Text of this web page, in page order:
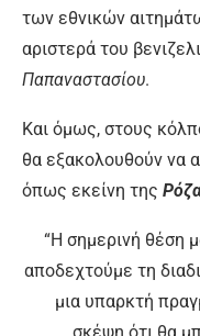
των εθνικών
αριστερά του
Παπαναστασίου.
Και όμως, στους
θα εξακολουθούν να
όπως εκείνη της
“Η σημερινή θέση
αποδεχτούμε τη
μια υπαρκτή